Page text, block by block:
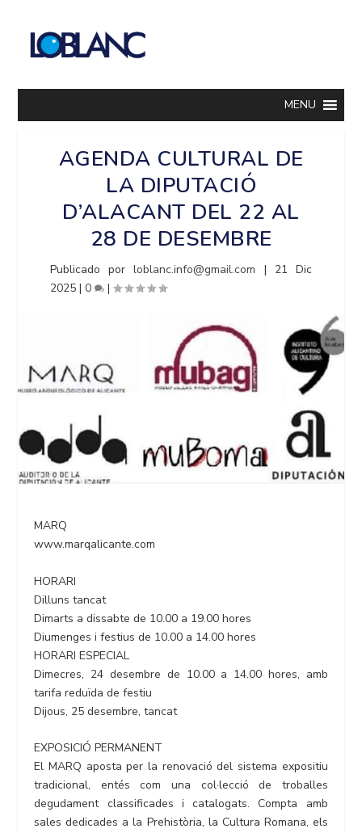
MENU
AGENDA CULTURAL DE
LA DIPUTACIÓ
D’ALACANT DEL 22 AL
28 DE DESEMBRE
Publicado porloblanc.info@gmail.com | 21 Dic
2025 |0 |
MARQ
www.marqalicante.com
HORARI
Dilluns tancat
Dimarts a dissabte de 10.00 a 19.00 hores
Diumenges i festius de 10.00 a 14.00 hores
HORARI ESPECIAL
Dimecres, 24 desembre de 10.00 a 14.00 hores, amb
tarifa reduïda de festiu
Dijous, 25 desembre, tancat
EXPOSICIÓ PERMANENT
El MARQ aposta per la renovació del sistema expositiu
tradicional, entés com una col·lecció de troballes
degudament classificades i catalogats. Compta amb
sales dedicades a la Prehistòria, la Cultura Romana, els